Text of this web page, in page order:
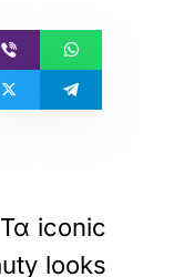
Τα iconic
looks